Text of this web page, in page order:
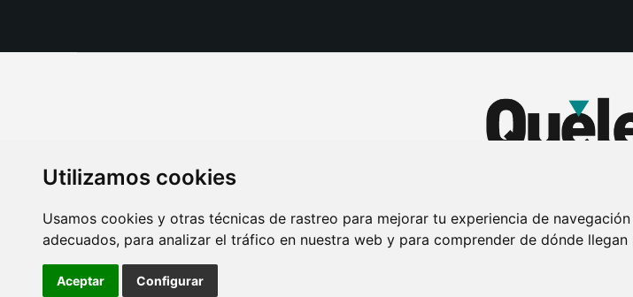
Utilizamos cookies
Usamos cookies y otras técnicas de rastreo para mejorar tu experiencia de
adecuados, para analizar el tráfico en nuestra web y para comprender de dónde llegan
Aceptar Configurar
AVISO LEGAL POLITICA DE COOKIES POLITICA DE PRIVACIDAD PUBLICIDAD EN LA REVISTA